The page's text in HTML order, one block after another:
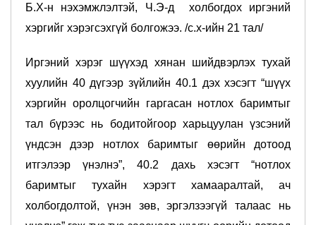
Б.Х-н нэхэмжлэлтэй, Ч.Э-д холбогдох иргэний
хэргийг хэрэгсэхгүй болгожээ. /с.х-ийн 21 тал/
Иргэний хэрэг шүүхэд хянан шийдвэрлэх тухай
хуулийн 40 дүгээр зүйлийн 40.1 дэх хэсэгт “шүүх
хэргийн оролцогчийн гаргасан нотлох баримтыг
тал бүрээс нь бодитойгоор харьцуулан үзсэний
үндсэн дээр нотлох баримтыг өөрийн дотоод
итгэлээр үнэлнэ”, 40.2 дахь хэсэгт “нотлох
баримтыг тухайн хэрэгт хамааралтай, ач
холбогдолтой, үнэн зөв, эргэлзээгүй талаас нь